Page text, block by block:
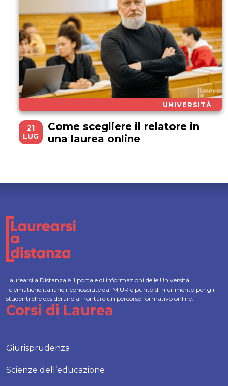
UNIVERSITÀ
21
LUG
Come scegliere il relatore in
una laurea online
Laurearsi a Distanza è il portale di informazioni delle Università
Telematiche italiane riconosciute dal MIUR e punto di riferimento per gli
studenti che desiderano affrontare un percorso formativo online.
Corsi di Laurea
Giurisprudenza
Scienze dell’educazione